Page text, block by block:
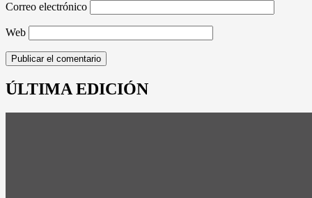
Correo electrónico
Web
ÚLTIMA EDICIÓN